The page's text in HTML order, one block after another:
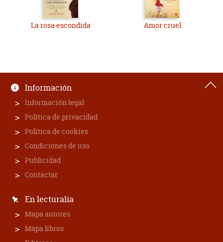
La rosa escondida Amor cruel
Información
Información legal
Política de privacidad
Política de cookies
Condiciones de uso
Publicidad
Contactar
En lecturalia
Mapa autores
Mapa libros